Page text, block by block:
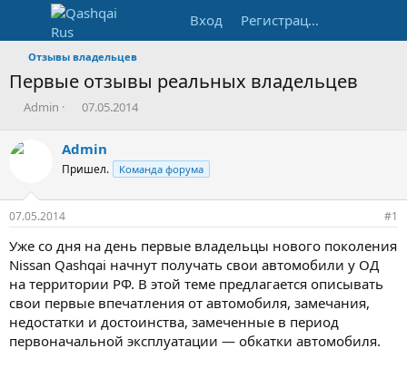
Вход Регистрация
Отзывы владельцев
Первые отзывы реальных владельцев
А
о
е
м
Admin
Д
а
н
ч
а
07.05.2014
Admin
Пришел. Команда форума
07.05.2014 #1
Уже со дня на день первые владельцы нового поколения
Nissan Qashqai начнут получать свои автомобили у ОД
на территории РФ. В этой теме предлагается описывать
свои первые впечатления от автомобиля, замечания,
недостатки и достоинства, замеченные в период
первоначальной эксплуатации — обкатки автомобиля.